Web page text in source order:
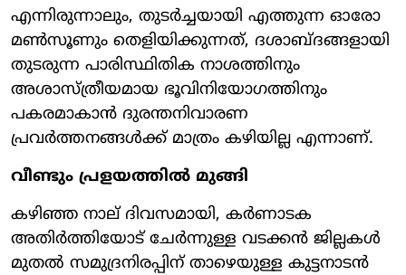
എന്നിരുന്നാലും, തുടർച്ചയായി എത്തുന്ന ഓരോ
മൺസൂണും തെളിയിക്കുന്നത്, ദശാബ്ദങ്ങളായി
തുടരുന്ന പാരിസ്ഥിതിക നാശത്തിനും
അശാസ്ത്രീയമായ ഭൂവിനിയോഗത്തിനും
പകരമാകാൻ ദുരന്തനിവാരണ
പ്രവർത്തനങ്ങൾക്ക് മാത്രം കഴിയില്ല എന്നാണ്.
വീണ്ടും പ്രളയത്തിൽ മുങ്ങി
കഴിഞ്ഞ നാല് ദിവസമായി, കർണാടക
അതിർത്തിയോട് ചേർന്നുള്ള വടക്കൻ ജില്ലകൾ
മുതൽ സമുദ്രനിരപ്പിന് താഴെയുള്ള കുട്ടനാടൻ